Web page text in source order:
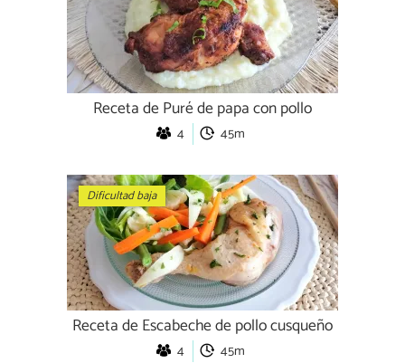
Receta de Puré de papa con pollo
4 45m
Dificultad baja
Receta de Escabeche de pollo cusqueño
4 45m